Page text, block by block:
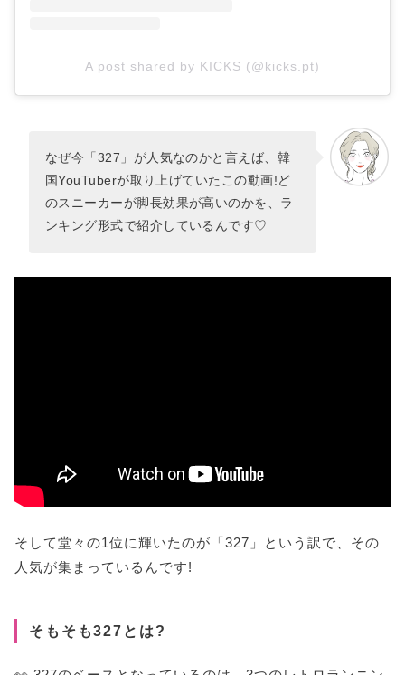
A post shared by KICKS (@kicks.pt)
なぜ今「327」が人気なのかと言えば、韓
国YouTuberが取り上げていたこの動画!ど
のスニーカーが脚長効果が高いのかを、ラ
ンキング形式で紹介しているんです♡
そして堂々の1位に輝いたのが「327」という訳で、その
人気が集まっているんです!
そもそも327とは?